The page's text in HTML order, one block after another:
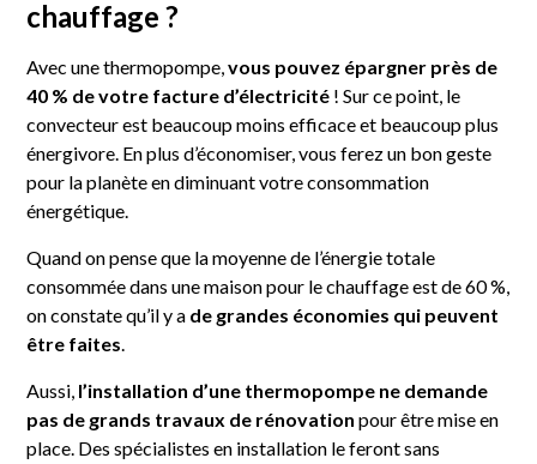
chauffage ?
Avec une thermopompe,vous pouvez épargner près de
40 % de votre facture d’électricité ! Sur ce point, le
convecteur est beaucoup moins efficace et beaucoup plus
énergivore. En plus d’économiser, vous ferez un bon geste
pour la planète en diminuant votre consommation
énergétique.
Quand on pense que la moyenne de l’énergie totale
consommée dans une maison pour le chauffage est de 60 %,
on constate qu’il y a de grandes économies qui peuvent
être faites.
Aussi, l’installation d’une thermopompe ne demande
pas de grands travaux de rénovation pour être mise en
place. Des spécialistes en installation le feront sans